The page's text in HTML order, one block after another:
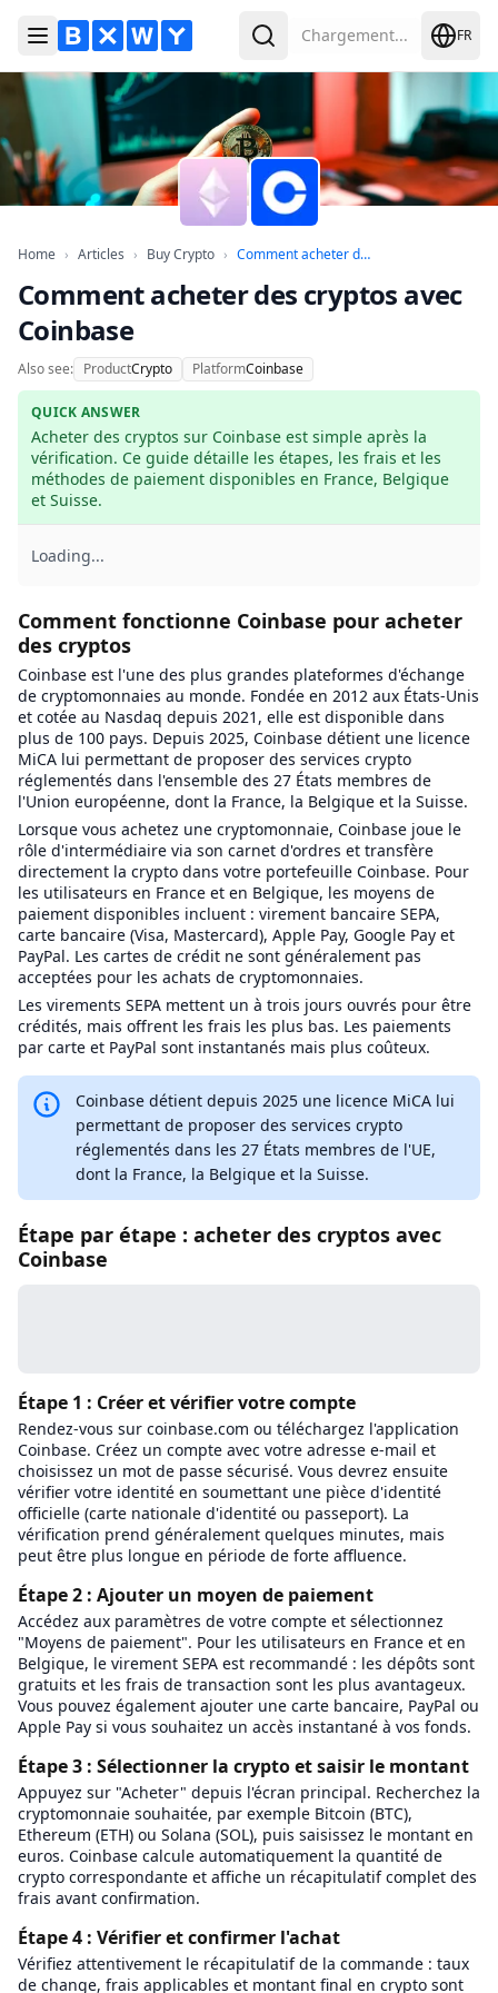
Ouvrir le menu RechercherChargement... FR
HomeHome
› Articles Articles
› Buy CryptoBuy Crypto
› Comment acheter des...
Comment acheter des cryptos avec
Coinbase
Also see: ProductCrypto PlatformCoinbase
QUICK ANSWER
Acheter des cryptos sur Coinbase est simple après la
vérification. Ce guide détaille les étapes, les frais et les
méthodes de paiement disponibles en France, Belgique
et Suisse.
Loading...
Comment fonctionne Coinbase pour acheter
des cryptos
Coinbase est l'une des plus grandes plateformes d'échange
de cryptomonnaies au monde. Fondée en 2012 aux États-Unis
et cotée au Nasdaq depuis 2021, elle est disponible dans
plus de 100 pays. Depuis 2025, Coinbase détient une licence
MiCA lui permettant de proposer des services crypto
réglementés dans l'ensemble des 27 États membres de
l'Union européenne, dont la France, la Belgique et la Suisse.
Lorsque vous achetez une cryptomonnaie, Coinbase joue le
rôle d'intermédiaire via son carnet d'ordres et transfère
directement la crypto dans votre portefeuille Coinbase. Pour
les utilisateurs en France et en Belgique, les moyens de
paiement disponibles incluent : virement bancaire SEPA,
carte bancaire (Visa, Mastercard), Apple Pay, Google Pay et
PayPal. Les cartes de crédit ne sont généralement pas
acceptées pour les achats de cryptomonnaies.
Les virements SEPA mettent un à trois jours ouvrés pour être
crédités, mais offrent les frais les plus bas. Les paiements
par carte et PayPal sont instantanés mais plus coûteux.
Coinbase détient depuis 2025 une licence MiCA lui
permettant de proposer des services crypto
réglementés dans les 27 États membres de l'UE,
dont la France, la Belgique et la Suisse.
Étape par étape : acheter des cryptos avec
Coinbase
Étape 1 : Créer et vérifier votre compte
Rendez-vous sur coinbase.com ou téléchargez l'application
Coinbase. Créez un compte avec votre adresse e-mail et
choisissez un mot de passe sécurisé. Vous devrez ensuite
vérifier votre identité en soumettant une pièce d'identité
officielle (carte nationale d'identité ou passeport). La
vérification prend généralement quelques minutes, mais
peut être plus longue en période de forte affluence.
Étape 2 : Ajouter un moyen de paiement
Accédez aux paramètres de votre compte et sélectionnez
"Moyens de paiement". Pour les utilisateurs en France et en
Belgique, le virement SEPA est recommandé : les dépôts sont
gratuits et les frais de transaction sont les plus avantageux.
Vous pouvez également ajouter une carte bancaire, PayPal ou
Apple Pay si vous souhaitez un accès instantané à vos fonds.
Étape 3 : Sélectionner la crypto et saisir le montant
Appuyez sur "Acheter" depuis l'écran principal. Recherchez la
cryptomonnaie souhaitée, par exemple Bitcoin (BTC),
Ethereum (ETH) ou Solana (SOL), puis saisissez le montant en
euros. Coinbase calcule automatiquement la quantité de
crypto correspondante et affiche un récapitulatif complet des
frais avant confirmation.
Étape 4 : Vérifier et confirmer l'achat
Vérifiez attentivement le récapitulatif de la commande : taux
de change, frais applicables et montant final en crypto sont